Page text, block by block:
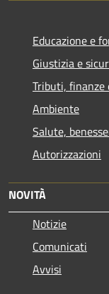
Educazione e
Giustizia e
Tributi, finanze
Ambiente
Salute,
Autorizzazioni
NOVITÀ
Notizie
Comunicati
Avvisi